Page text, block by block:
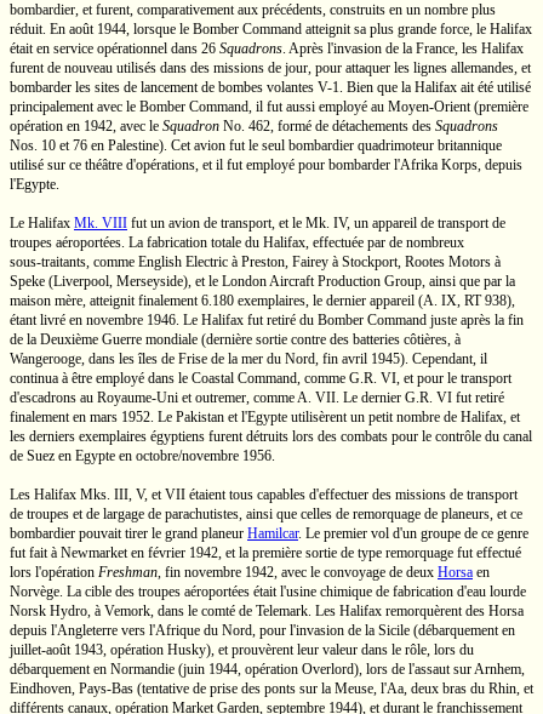
bombardier, et furent, comparativement aux précédents, construits en un nombre plus
réduit. En août 1944, lorsque le Bomber Command atteignit sa plus grande force, le Halifax
était en service opérationnel dans 26 Squadrons. Après l'invasion de la France, les Halifax
furent de nouveau utilisés dans des missions de jour, pour attaquer les lignes allemandes, et
bombarder les sites de lancement de bombes volantes V-1. Bien que la Halifax ait été utilisé
principalement avec le Bomber Command, il fut aussi employé au Moyen-Orient(première
opération en 1942, avec le Squadron No. 462, formé de détachements des Squadrons
Nos. 10 et 76 en Palestine). Cet avion fut le seul bombardier quadrimoteur britannique
utilisé sur ce théâtre d'opérations, et il fut employé pour bombarder l'Afrika Korps, depuis
l'Egypte.
Le Halifax Mk. VIII fut un avion de transport, et le Mk. IV, un appareil de transport de
troupes aéroportées. La fabrication totale du Halifax, effectuée par de nombreux
sous-traitants, comme English Electric à Preston, Fairey à Stockport, Rootes Motors à
Speke (Liverpool, Merseyside), et le London Aircraft Production Group, ainsi que par la
maison mère, atteignit finalement6.180 exemplaires, le dernier appareil (A. IX, RT 938),
étant livré en novembre 1946. Le Halifax fut retiré du Bomber Command juste après la fin
de la Deuxième Guerre mondiale (dernière sortie contre des batteries côtières, à
Wangerooge, dans les îles de Frise de la mer du Nord, fin avril 1945). Cependant, il
continua à être employé dans le Coastal Command, comme G.R. VI, et pour le transport
d'escadrons au Royaume-Uni et outremer, commeA. VII. Le dernier G.R. VI fut retiré
finalement en mars 1952. Le Pakistan et l'Egypte utilisèrent un petit nombre de Halifax, et
les derniers exemplaires égyptiens furent détruits lors des combats pour le contrôle du canal
de Suez en Egypte en octobre/novembre 1956.
Les Halifax Mks. III, V, et VII étaient tous capables d'effectuer des missions de transport
de troupes et de largage de parachutistes, ainsi que celles de remorquage de planeurs, et ce
bombardier pouvait tirer le grand planeur Hamilcar. Le premier vol d'un groupe de ce genre
fut fait à Newmarket en février 1942, et la première sortie de type remorquage fut effectué
lors l'opération Freshman, fin novembre 1942, avec le convoyage de deux Horsa en
Norvège. La cible des troupes aéroportées était l'usine chimique de fabrication d'eau lourde
Norsk Hydro, à Vemork, dans le comté de Telemark. Les Halifax remorquèrent des Horsa
depuis l'Angleterre vers l'Afrique du Nord, pour l'invasion de la Sicile (débarquement en
juillet-août1943, opération Husky), et prouvèrent leur valeur dans le rôle, lors du
débarquement en Normandie (juin 1944, opération Overlord), lors de l'assaut sur Arnhem,
Eindhoven, Pays-Bas (tentative de prise des ponts sur la Meuse, l'Aa, deux bras du Rhin, et
différents canaux, opération Market Garden, septembre 1944), et durant le franchissement